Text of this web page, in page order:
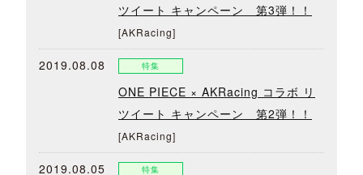
ツイート キャンペーン 第3弾！！
[AKRacing]
2019.08.08 特集
ONE PIECE × AKRacing コラボ リ
ツイート キャンペーン 第2弾！！
[AKRacing]
2019.08.05 特集